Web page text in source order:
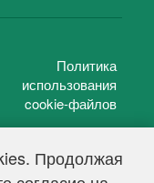
Продолжая
Политика
использования
cookie-файлов